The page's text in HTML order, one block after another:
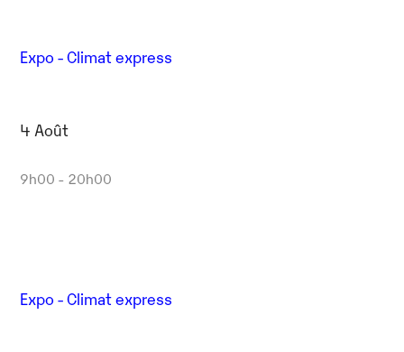
Expo - Climat express
4 Août
9h00 - 20h00
Expo - Climat express